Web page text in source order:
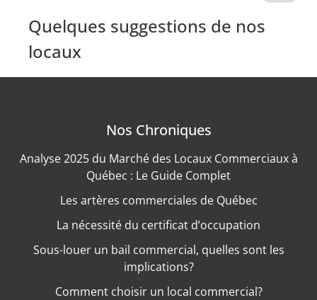
Quelques suggestions de nos
locaux
Nos Chroniques
Analyse 2025 du Marché des Locaux Commerciaux à
Québec : Le Guide Complet
Les artères commerciales de Québec
La nécessité du certificat d’occupation
Sous-louer un bail commercial, quelles sont les
implications?
Comment choisir un local commercial?